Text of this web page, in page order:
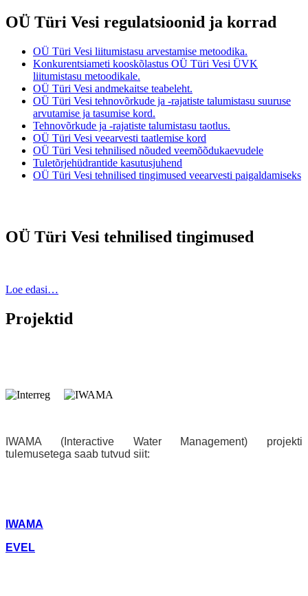
OÜ Türi Vesi regulatsioonid ja korrad
OÜ Türi Vesi liitumistasu arvestamise metoodika.
Konkurentsiameti kooskõlastus OÜ Türi Vesi ÜVK
liitumistasu metoodikale.
OÜ Türi Vesi andmekaitse teabeleht.
OÜ Türi Vesi tehnovõrkude ja -rajatiste talumistasu suuruse
arvutamise ja tasumise kord.
Tehnovõrkude ja -rajatiste talumistasu taotlus.
OÜ Türi Vesi veearvesti taatlemise kord
OÜ Türi Vesi tehnilised nõuded veemõõdukaevudele
Tuletõrjehüdrantide kasutusjuhend
OÜ Türi Vesi tehnilised tingimused veearvesti paigaldamiseks
OÜ Türi Vesi tehnilised tingimused
Loe edasi…
Projektid
IWAMA (Interactive Water Management) projekti
tulemusetega saab tutvud siit:
IWAMA
EVEL